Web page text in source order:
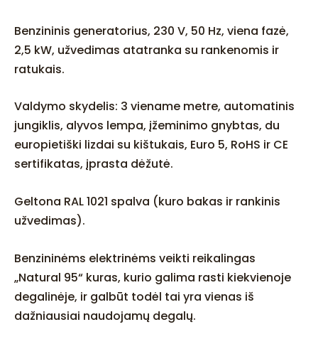
Benzininis generatorius, 230 V, 50 Hz, viena fazė,
2,5 kW, užvedimas atatranka su rankenomis ir
ratukais.
Valdymo skydelis: 3 viename metre, automatinis
jungiklis, alyvos lempa, įžeminimo gnybtas, du
europietiški lizdai su kištukais, Euro 5, RoHS ir CE
sertifikatas, įprasta dėžutė.
Geltona RAL 1021 spalva (kuro bakas ir rankinis
užvedimas).
Benzininėms elektrinėms veikti reikalingas
„Natural 95“ kuras, kurio galima rasti kiekvienoje
degalinėje, ir galbūt todėl tai yra vienas iš
dažniausiai naudojamų degalų.